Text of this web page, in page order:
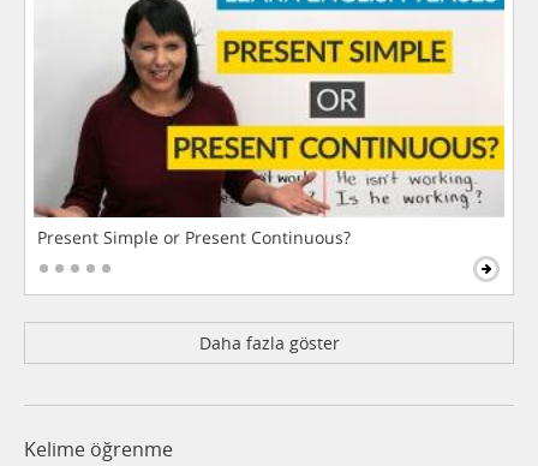
Present Simple or Present Continuous?
Daha fazla göster
Kelime öğrenme